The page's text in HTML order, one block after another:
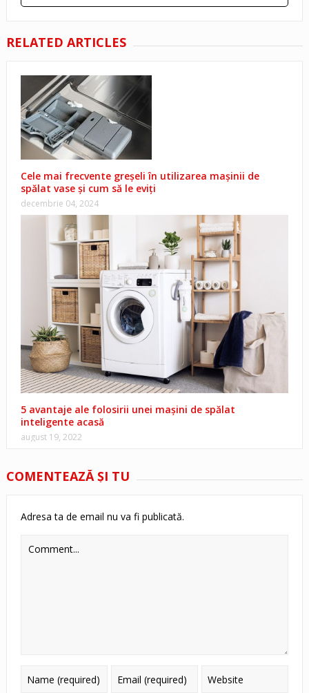
RELATED ARTICLES
Cele mai frecvente greșeli în utilizarea mașinii de
spălat vase și cum să le eviți
decembrie 04, 2024
5 avantaje ale folosirii unei mașini de spălat
inteligente acasă
august 19, 2022
COMENTEAZĂ ŞI TU
Adresa ta de email nu va fi publicată.